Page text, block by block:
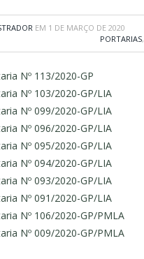
EM 1 DE MARÇO DE 2020
PORTARIAS,
Nº 113/2020-GP
Nº 103/2020-GP/LIA
Nº 099/2020-GP/LIA
Nº 096/2020-GP/LIA
Nº 095/2020-GP/LIA
Nº 094/2020-GP/LIA
Nº 093/2020-GP/LIA
Nº 091/2020-GP/LIA
Nº 106/2020-GP/PMLA
Nº 009/2020-GP/PMLA